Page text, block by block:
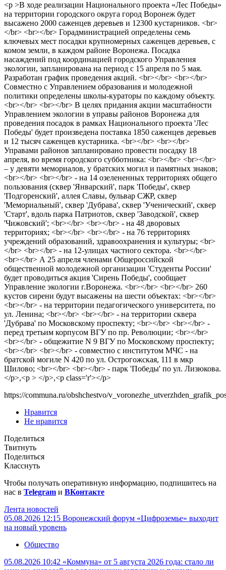
<p >В ходе реализации Национального проекта «Лес Победы»
на территории городского округа город Воронеж будет
высажено 2000 саженцев деревьев и 12300 кустарников. <br>
</br> <br></br> Горадминистрацией определены семь
ключевых мест посадки крупномерных саженцев деревьев, с
комом земли, в каждом районе Воронежа. Посадка
насаждений под координацией городского Управления
экологии, запланирована на период с 15 апреля по 5 мая.
Разработан график проведения акций. <br></br> <br></br>
Совместно с Управлением образования и молодежной
политики определены школы-кураторы по каждому объекту.
<br></br> <br></br> В целях придания акции масштабности
Управлением экологии в управы районов Воронежа для
проведения посадок в рамках Национального проекта 'Лес
Победы' будет произведена поставка 1850 саженцев деревьев
и 12 тысяч саженцев кустарника. <br></br> <br></br>
Управами районов запланировано провести посадку 18
апреля, во время городского субботника: <br></br> <br></br>
– у девяти мемориалов, у братских могил и памятных знаков;
<br></br> <br></br> - на 14 озелененных территориях общего
пользования (сквер 'Январский', парк 'Победы', сквер
'Подгоренский', аллея Славы, бульвар СЖР, сквер
'Мемориальный', сквер 'Дубрава', сквер 'Ученический', сквер
'Старт', вдоль парка Патриотов, сквер 'Заводской', сквер
'Чижовский'; <br></br> <br></br> - на 48 дворовых
территориях; <br></br> <br></br> - на 76 территориях
учреждений образований, здравоохранения и культуры; <br>
</br> <br></br> - на 12-улицах частного сектора. <br></br>
<br></br> А 25 апреля членами Общероссийской
общественной молодежной организации 'Студенты России'
будет проводиться акция 'Сирень Победы', сообщает
Управление экологии г.Воронежа. <br></br> <br></br> 260
кустов сирени будут высажены на шести объектах: <br></br>
<br></br> - на территории педагогического университета, по
ул. Ленина; <br></br> <br></br> - на территории сквера
'Дубрава' по Московскому проспекту; <br></br> <br></br> -
перед третьим корпусом ВГУ по пр. Революции; <br></br>
<br></br> - общежитие N 9 ВГУ по Московскому проспекту;
<br></br> <br></br> - совместно с институтом МЧС - на
братской могиле N 420 по ул. Острогожская, 111 в мкр
Шилово; <br></br> <br></br> - парк 'Победы' по ул. Лизюкова.
</p>,<p > </p>,<p class='r'></p>
https://communa.ru/obshchestvo/
Нравится
Не нравится
Поделиться
Твитнуть
Поделиться
Класснуть
Чтобы получать оперативную информацию, подпишитесь на
нас в Telegram и ВКонтакте
Лента новостей
05.08.2026 12:15 Воронежский форум «Цифроземье» выходит
на новый уровень
Общество
05.08.2026 10:42 «Коммуна» от 5 августа 2026 года: стало ли